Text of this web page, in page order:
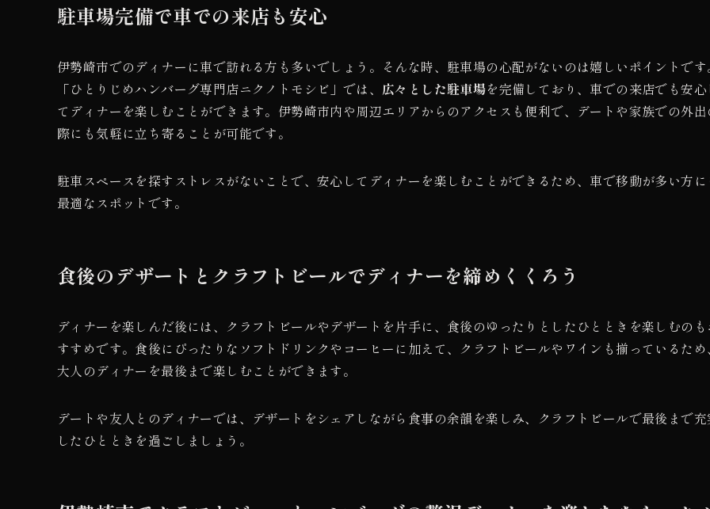
駐車場完備で車での来店も安心
伊勢崎市でのディナーに車で訪れる方も多いでしょう。そんな時、駐車場の心配がないのは嬉しいポイントです
「ひとりじめハンバーグ専門店ニクノトモシビ」では、 広々とした駐車場を完備しており、車での来店でも安心
てディナーを楽しむことができます。伊勢崎市内や周辺エリアからのアクセスも便利で、デートや家族での外出
際にも気軽に立ち寄ることが可能です。
駐車スペースを探すストレスがないことで、安心してディナーを楽しむことができるため、車で移動が多い方に
最適なスポットです。
食後のデザートとクラフトビールでディナーを締めくくろう
ディナーを楽しんだ後には、クラフトビールやデザートを片手に、食後のゆったりとしたひとときを楽しむのも
すすめです。食後にぴったりなソフトドリンクやコーヒーに加えて、クラフトビールやワインも揃っているため、
大人のディナーを最後まで楽しむことができます。
デートや友人とのディナーでは、デザートをシェアしながら食事の余韻を楽しみ、クラフトビールで最後まで充
したひとときを過ごしましょう。